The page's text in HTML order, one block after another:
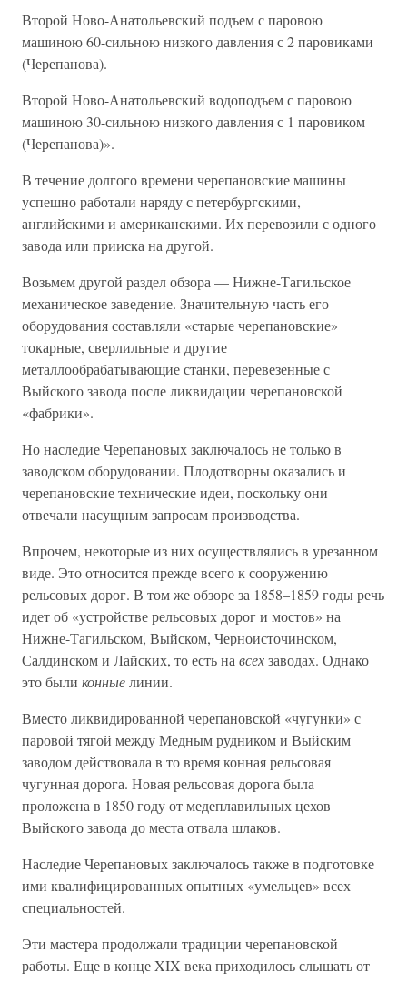
Второй Ново-Анатольевский подъем с паровою
машиною 60-сильною низкого давления с 2 паровиками
(Черепанова).
Второй Ново-Анатольевский водоподъем с паровою
машиною 30-сильною низкого давления с 1 паровиком
(Черепанова)».
В течение долгого времени черепановские машины
успешно работали наряду с петербургскими,
английскими и американскими. Их перевозили с одного
завода или прииска на другой.
Возьмем другой раздел обзора — Нижне-Тагильское
механическое заведение. Значительную часть его
оборудования составляли «старые черепановские»
токарные, сверлильные и другие
металлообрабатывающие станки, перевезенные с
Выйского завода после ликвидации черепановской
«фабрики».
Но наследие Черепановых заключалось не только в
заводском оборудовании. Плодотворны оказались и
черепановские технические идеи, поскольку они
отвечали насущным запросам производства.
Впрочем, некоторые из них осуществлялись в урезанном
виде. Это относится прежде всего к сооружению
рельсовых дорог. В том же обзоре за 1858–1859 годы речь
идет об «устройстве рельсовых дорог и мостов» на
Нижне-Тагильском, Выйском, Черноисточинском,
Салдинском и Лайских, то есть на всехзаводах. Однако
это были конныелинии.
Вместо ликвидированной черепановской «чугунки» с
паровой тягой между Медным рудником и Выйским
заводом действовала в то время конная рельсовая
чугунная дорога. Новая рельсовая дорога была
проложена в 1850 году от медеплавильных цехов
Выйского завода до места отвала шлаков.
Наследие Черепановых заключалось также в подготовке
ими квалифицированных опытных «умельцев» всех
специальностей.
Эти мастера продолжали традиции черепановской
работы. Еще в конце XIX века приходилось слышать от